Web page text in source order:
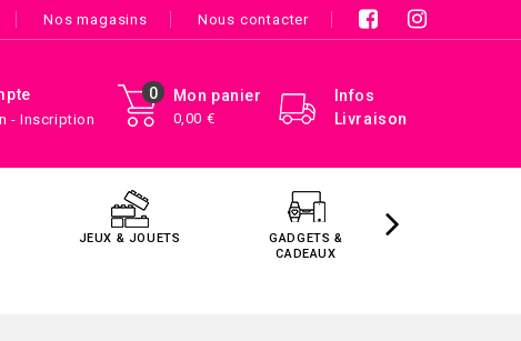
Nos magasins Nous contacter
Infos
Livraison
Mon panier
0,00 €
0
- Inscription
JEUX & JOUETS
GADGETS &
CADEAUX